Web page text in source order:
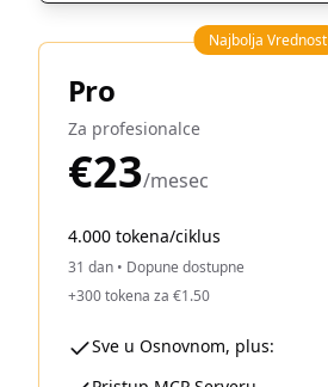
Najbolja Vrednost
Pro
Za profesionalce
€23/mesec
4.000 tokena/ciklus
31 dan • Dopune dostupne
+300 tokena za €1.50
Sve u Osnovnom, plus: